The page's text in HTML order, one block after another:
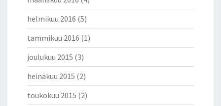
helmikuu 2016 (5)
tammikuu 2016 (1)
joulukuu 2015 (3)
heinäkuu 2015 (2)
toukokuu 2015 (2)